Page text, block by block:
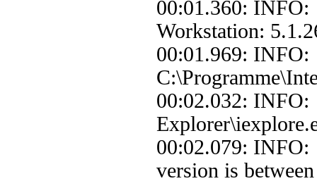
00:01.360:
Workstation:
00:01.969:
00:02.032:
00:02.079:
version is